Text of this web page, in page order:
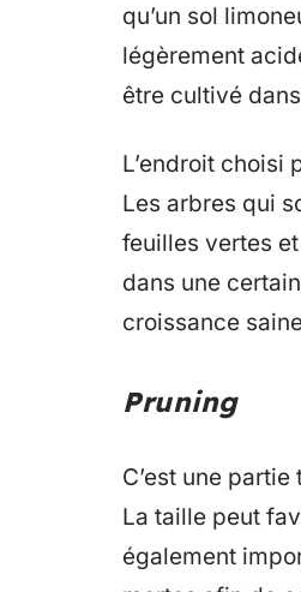
qu’un sol
légèrement
être cultivé
L’endroit choisi
Les arbres qui
feuilles vertes
dans une
croissance
Pruning
C’est une
La taille peut
également